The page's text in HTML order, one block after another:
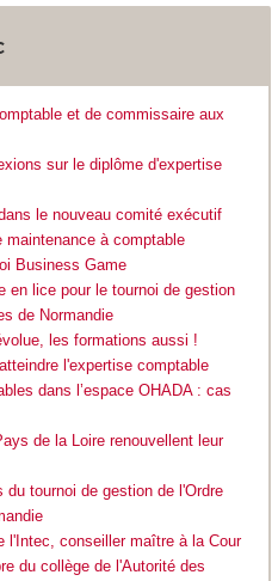
et de commissaire aux
sur le diplôme d'expertise
le nouveau comité exécutif
maintenance à comptable
Business Game
en lice pour le tournoi de gestion
de Normandie
les formations aussi !
l'expertise comptable
dans l’espace OHADA : cas
de la Loire renouvellent leur
tournoi de gestion de l'Ordre
l'Intec, conseiller maître à la Cour
du collège de l'Autorité des